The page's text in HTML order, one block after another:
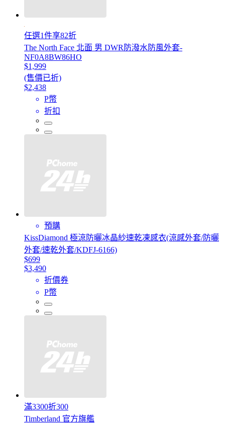
任選1件享82折
The North Face 北面 男 DWR防潑水防風外套-
NF0A8BW86HO
$1,999
(售價已折)
$2,438
P幣
折扣
預購
KissDiamond 極涼防曬冰晶紗速乾凍感衣(涼感外套/防曬
外套/速乾外套/KDFJ-6166)
$699
$3,490
折價券
P幣
滿3300折300
Timberland 官方旗艦